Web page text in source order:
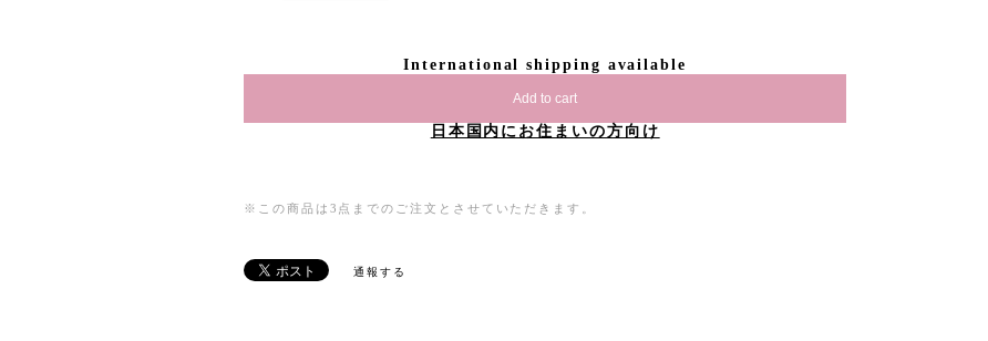
International shipping available
Add to cart
日本国内にお住まいの方向け
※この商品は3点までのご注文とさせていただきます。
通報する